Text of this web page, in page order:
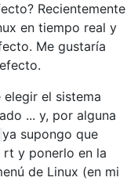
Recientemente
en tiempo real y
Me gustaría
el sistema
... y, por alguna
ya supongo que
y ponerlo en la
de Linux (en mi